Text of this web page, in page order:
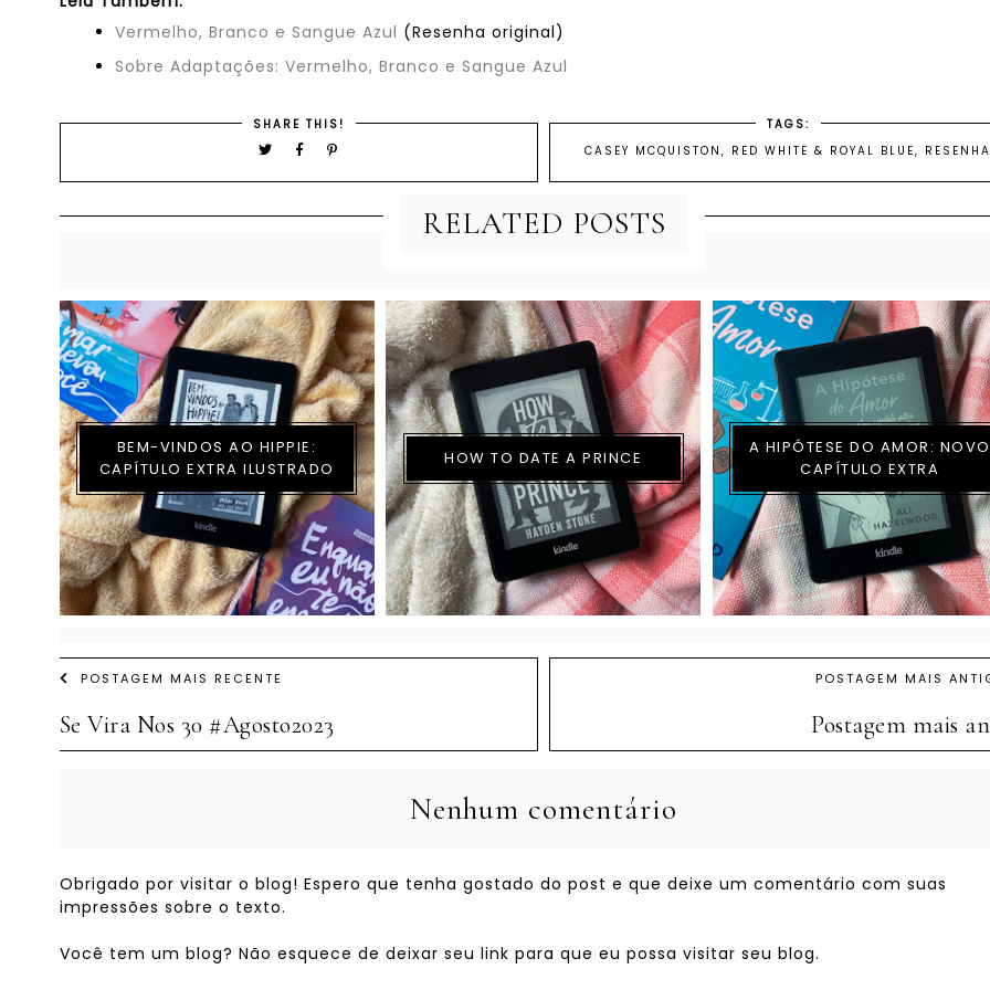
Vermelho, Branco e Sangue Azul (Resenha original)
Sobre Adaptações: Vermelho, Branco e Sangue Azul
SHARE THIS!
TAGS:
CASEY MCQUISTON, RED WHITE & ROYAL BLUE,
RELATED POSTS
BEM-VINDOS AO HIPPIE:
CAPÍTULO EXTRA ILUSTRADO
HOW TO DATE A PRINCE
A HIPÓTESE DO AMOR: NOVO
CAPÍTULO EXTRA
POSTAGEM MAIS RECENTE
Se Vira Nos 30 #Agosto2023
POSTAGEM MAIS
Postagem mais
Nenhum comentário
Obrigado por visitar o blog! Espero que tenha gostado do post e que deixe um comentário com suas
impressões sobre o texto.
Você tem um blog? Não esquece de deixar seu link para que eu possa visitar seu blog.